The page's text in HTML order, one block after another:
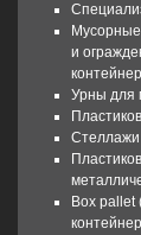
и
Урны для
Стеллажи
Box pallet